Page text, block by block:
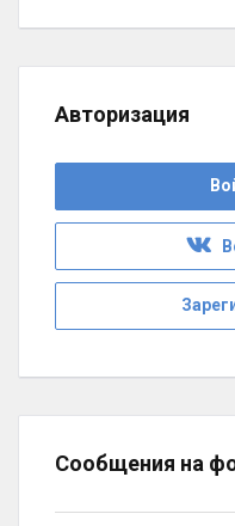
Авторизация
Сообщения на